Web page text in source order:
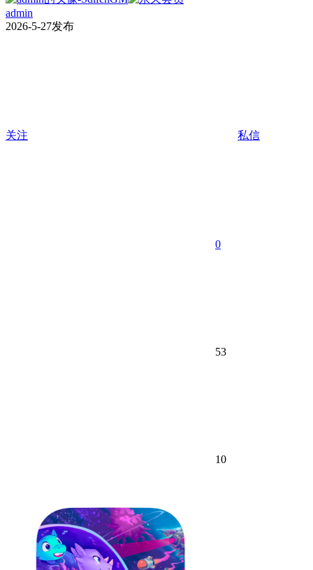
admin
2026-5-27发布
关注 私信
0
53
10